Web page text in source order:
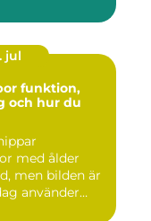
jul
och hur du
med ålder
men bilden är
använder